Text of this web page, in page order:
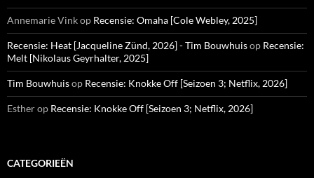
Annemarie Vinkop Recensie: Omaha [Cole Webley, 2025]
Recensie: Heat [Jacqueline Zünd, 2026] - Tim Bouwhuisop Recensie:
Melt [Nikolaus Geyrhalter, 2025]
Tim Bouwhuisop Recensie: Knokke Off [Seizoen 3; Netflix, 2026]
Estherop Recensie: Knokke Off [Seizoen 3; Netflix, 2026]
CATEGORIEËN